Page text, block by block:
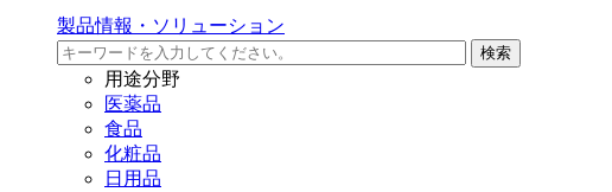
製品情報・ソリューション
用途分野
医薬品
食品
化粧品
日用品